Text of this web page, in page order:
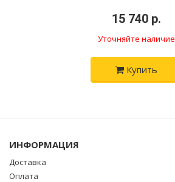
15 740 р.
Уточняйте наличие
Купить
ИНФОРМАЦИЯ
Доставка
Оплата